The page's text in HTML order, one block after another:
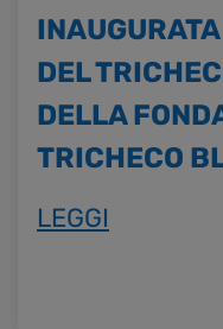
DEL
DELLA
TRICHECO
LEGGI